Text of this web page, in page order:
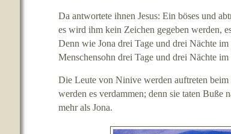
Da antwortete ihnen Jesus: Ein böses und
es wird ihm kein Zeichen gegeben werden,
Denn wie Jona drei Tage und drei Nächte
Menschensohn drei Tage und drei Nächte
Die Leute von Ninive werden auftreten
werden es verdammen; denn sie taten Buße
mehr als Jona.